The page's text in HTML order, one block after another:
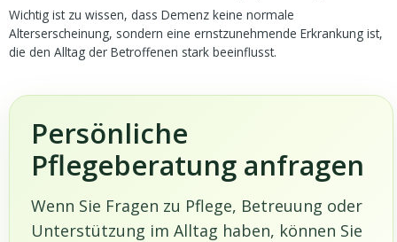
Wichtig ist zu wissen, dass Demenz keine normale
Alterserscheinung, sondern eine ernstzunehmende Erkrankung ist,
die den Alltag der Betroffenen stark beeinflusst.
Persönliche
Pflegeberatung anfragen
Wenn Sie Fragen zu Pflege, Betreuung oder
Unterstützung im Alltag haben, können Sie